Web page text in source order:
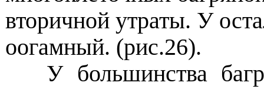
вторичной утраты. У
оогамный. (рис.26).
У большинства